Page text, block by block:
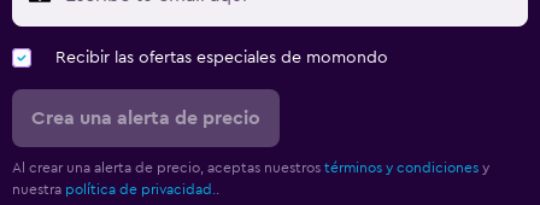
Recibir las ofertas especiales de momondo
Crea una alerta de precio
Al crear una alerta de precio, aceptas nuestros términos y condiciones y
nuestra política de privacidad.